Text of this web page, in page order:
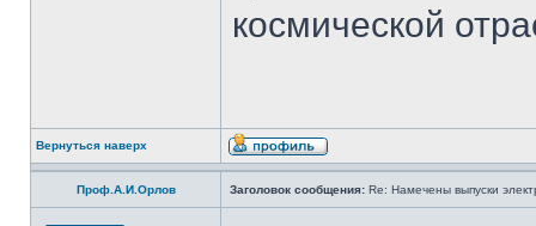
космической
Вернуться наверх
Проф.А.И.Орлов Заголовок сообщения: Re: Намечены выпуски